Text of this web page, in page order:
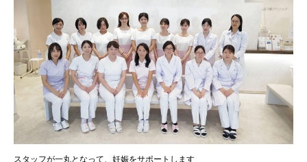
スタッフが一丸となって、妊娠をサポートします